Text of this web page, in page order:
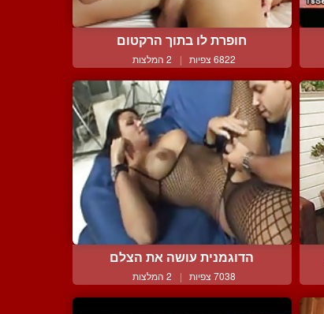
חופרת לו בתוך הרקטום
6822 צפיות | 2 המלצות
הדוגמנית עושה את הצלם
7038 צפיות | 2 המלצות